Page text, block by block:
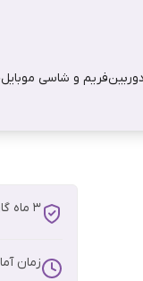
فریم و شاسی موبایل
3 ماه گارانتی تعویض الکامپ
زمان